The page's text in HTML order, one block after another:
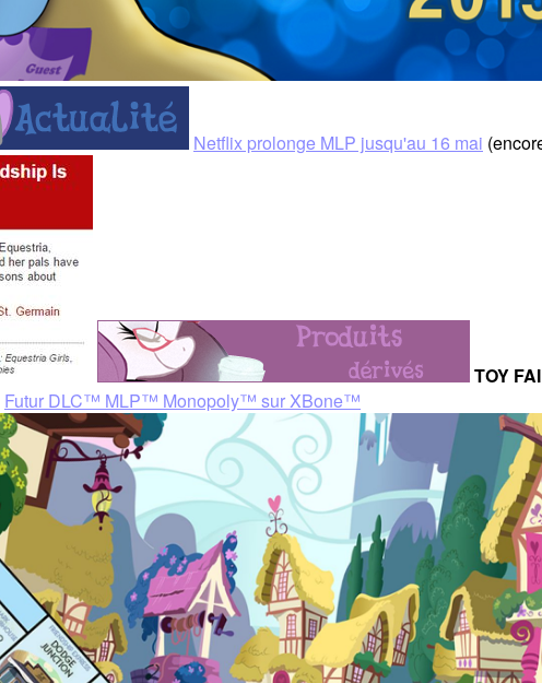
Netflix prolonge MLP jusqu'au 16 mai
TOY
Futur DLC™ MLP™ Monopoly™ sur XBone™